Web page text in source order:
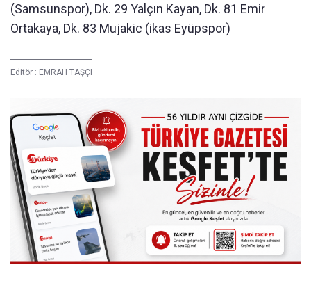
(Samsunspor), Dk. 29 Yalçın Kayan, Dk. 81 Emir
Ortakaya, Dk. 83 Mujakic (ikas Eyüpspor)
Editör : EMRAH TAŞÇI